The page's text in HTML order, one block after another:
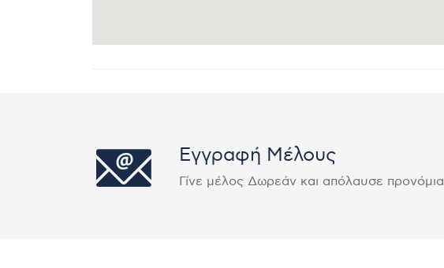
Εγγραφή Μέλους
Γίνε μέλος Δωρεάν και απόλαυσε προνόμια